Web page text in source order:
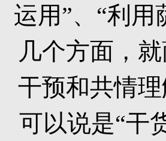
运用”、“利
几个方面，
干预和共情
可以说是“干